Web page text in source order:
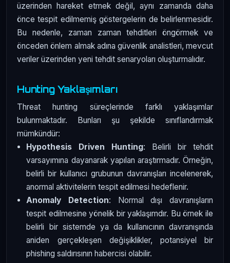
üzerinden hareket etmek değil, aynı zamanda daha
önce tespit edilmemiş göstergelerin de belirlenmesidir.
Bu nedenle, zaman zaman tehditleri öngörmek ve
önceden önlem almak adına güvenlik analistleri, mevcut
veriler üzerinden yeni tehdit senaryoları oluşturmalıdır.
Hunting Yaklaşımları
Threat hunting süreçlerinde farklı yaklaşımlar
bulunmaktadır. Bunları şu şekilde sınıflandırmak
mümkündür:
Hypothesis Driven Hunting: Belirli bir tehdit
varsayımına dayanarak yapılan araştırmadır. Örneğin,
belirli bir kullanıcı grubunun davranışları incelenerek,
anormal aktivitelerin tespit edilmesi hedeflenir.
Anomaly Detection: Normal dışı davranışların
tespit edilmesine yönelik bir yaklaşımdır. Bu örnek ile
belirli bir sistemde ya da kullanıcının davranışında
aniden gerçekleşen değişiklikler, potansiyel bir
phishing saldırısının habercisi olabilir.